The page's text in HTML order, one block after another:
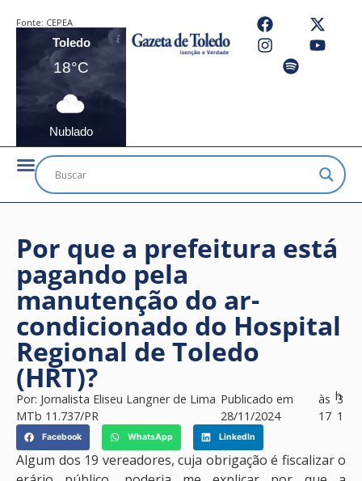
Fonte: CEPEA
Toledo
18°C
Nublado
Por que a prefeitura está
pagando pela
manutenção do ar-
condicionado do Hospital
Regional de Toledo
(HRT)?
Por: Jornalista Eliseu Langner de Lima
MTb 11.737/PR
Publicado em
28/11/2024
às
17
h
3
1
Facebook WhatsApp LinkedIn
Algum dos 19 vereadores, cuja obrigação é fiscalizar o